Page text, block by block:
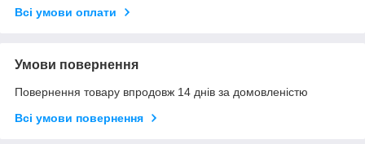
Всі умови оплати
Умови повернення
Повернення товару впродовж 14 днів за домовленістю
Всі умови повернення